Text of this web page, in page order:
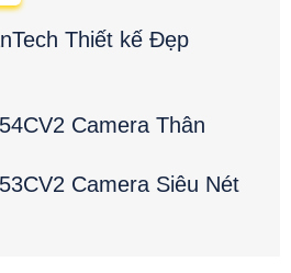
Thiết kế Đẹp
Camera Thân
Camera Siêu Nét